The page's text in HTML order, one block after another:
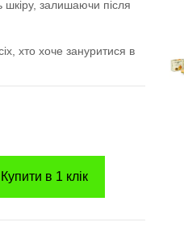
шкіру, залишаючи після
хто хоче зануритися в
Купити в 1 клік